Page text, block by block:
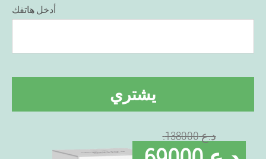
أدخل هاتفك
يشتري
.د.ع 138000